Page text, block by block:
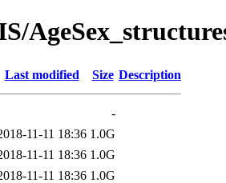
Last modified Size Description
-
11-11 18:36 1.0G
11-11 18:36 1.0G
11-11 18:36 1.0G